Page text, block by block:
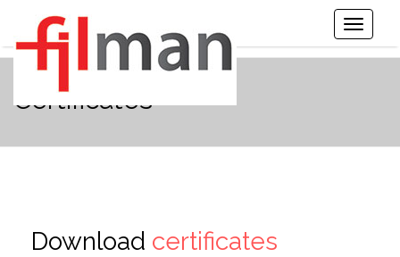
Toggle
Certificates
Download certificates